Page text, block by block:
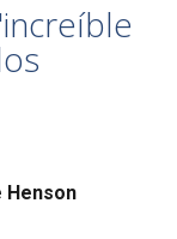
Henson